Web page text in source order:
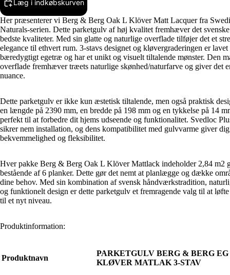
Læg i indkøbskurven
Her præsenterer vi Berg & Berg Oak L Klöver Matt Lacquer fra
Naturals-serien. Dette parketgulv af høj kvalitet fremhæver det
bedste kvaliteter. Med sin glatte og naturlige overflade tilføjer det et
elegance til ethvert rum. 3-stavs designet og kløvergraderingen er lavet
bæredygtigt egetræ og har et unikt og visuelt tiltalende mønster. Den
overflade fremhæver træets naturlige skønhed/naturfarve og giver det
nuance.
Dette parketgulv er ikke kun æstetisk tiltalende, men også praktisk
en længde på 2390 mm, en bredde på 198 mm og en tykkelse på 14
perfekt til at forbedre dit hjems udseende og funktionalitet. Svedloc
sikrer nem installation, og dens kompatibilitet med gulvvarme giver
bekvemmelighed og fleksibilitet.
Hver pakke Berg & Berg Oak L Klöver Mattlack indeholder 2,84 m2
bestående af 6 planker. Dette gør det nemt at planlægge og dække
dine behov. Med sin kombination af svensk håndværkstradition,
og funktionelt design er dette parketgulv et fremragende valg til at
til et nyt niveau.
Produktinformation:
Produktnavn
PARKETGULV BERG & BERG
KLØVER MATLAK 3-STAV